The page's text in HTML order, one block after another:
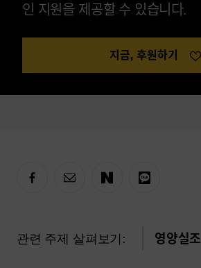
인 지원을 제공할 수 있습니다.
지금, 후원하기
관련 주제 살펴보기: 영양실조